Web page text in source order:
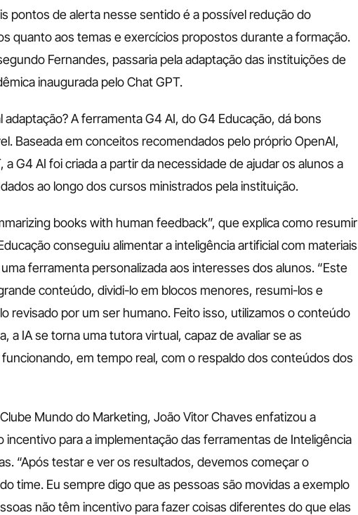
pontos de alerta nesse sentido é a possível redução do
quanto aos temas e exercícios propostos durante a formação.
Fernandes, passaria pela adaptação das instituições de
inaugurada pelo Chat GPT.
adaptação? A ferramenta G4 AI, do G4 Educação, dá bons
Baseada em conceitos recomendados pelo próprio OpenAI,
G4 AI foi criada a partir da necessidade de ajudar os alunos a
ao longo dos cursos ministrados pela instituição.
books with human feedback”, que explica como resumir
conseguiu alimentar a inteligência artificial com materiais
ferramenta personalizada aos interesses dos alunos. “Este
conteúdo, dividi-lo em blocos menores, resumi-los e
revisado por um ser humano. Feito isso, utilizamos o conteúdo
a IA se torna uma tutora virtual, capaz de avaliar se as
em tempo real, com o respaldo dos conteúdos dos
Mundo do Marketing, João Vitor Chaves enfatizou a
incentivo para a implementação das ferramentas de Inteligência
“Após testar e ver os resultados, devemos começar o
time. Eu sempre digo que as pessoas são movidas a exemplo
não têm incentivo para fazer coisas diferentes do que elas